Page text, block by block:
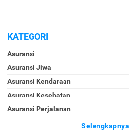
KATEGORI
Asuransi
Asuransi Jiwa
Asuransi Kendaraan
Asuransi Kesehatan
Asuransi Perjalanan
Selengkapnya